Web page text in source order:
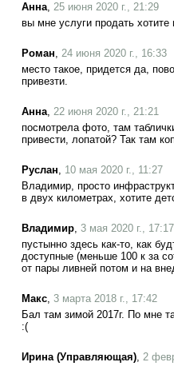
Анна, 25 июня 2020 г., 21:29
вы мне услуги продать
Роман, 24 июня 2020 г., 16:33
место такое, придется да,
привезти.
Анна, 22 июня 2020 г., 21:21
посмотрела фото, там
привести, лопатой? Так там
Руслан, 10 мая 2020 г., 11:27
Владимир, просто
в двух километрах, хотите
Владимир, 3 мая 2020 г., 17:17
пустынно здесь как-то, как
доступные (меньше 100 к за
от пары ливней потом и на
Макс, 3 марта 2018 г., 17:42
Бал там зимой 2017г. По мне
:(
Ирина (Управляющая), 2